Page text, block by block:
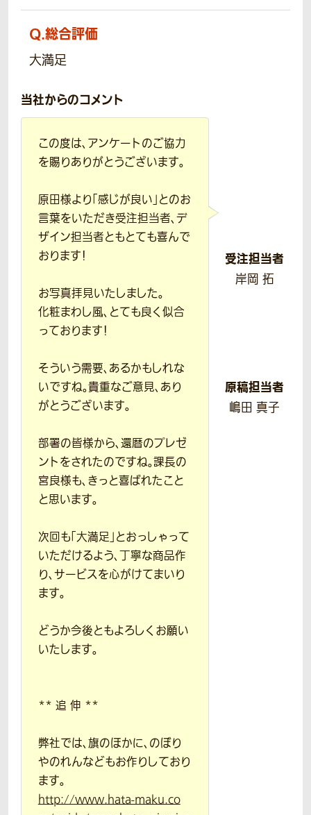
Q.総合評価
大満足
当社からのコメント
この度は、アンケートのご協力
を賜りありがとうございます。
原田様より「感じが良い」とのお
言葉をいただき受注担当者、デ
ザイン担当者ともとても喜んで
おります！
お写真拝見いたしました。
化粧まわし風、とても良く似合
っております！
そういう需要、あるかもしれな
いですね。貴重なご意見、あり
がとうございます。
部署の皆様から、還暦のプレゼ
ントをされたのですね。課長の
宮良様も、きっと喜ばれたこと
と思います。
次回も「大満足」とおっしゃって
いただけるよう、丁寧な商品作
り、サービスを心がけてまいり
ます。
どうか今後ともよろしくお願い
いたします。
** 追 伸 **
弊社では、旗のほかに、のぼり
やのれんなどもお作りしており
ます。
http://www.hata-maku.co
受注担当者
岸岡 拓
原稿担当者
嶋田 真子